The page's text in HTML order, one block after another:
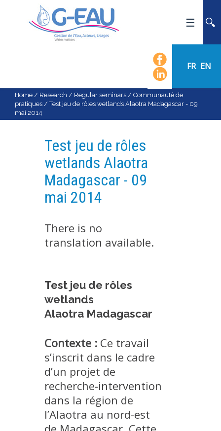
FR EN
NEWS
EVENTS
CALENDAR OF EVENTS
FLOW CHART
EXPERIMENTAL PLATFORMS
GEOGRAPHIC LOCATIONS
COMPLETED PROJECTS
UMR NETWORKS
REGULAR SEMINARS
MASTER
ENGINEERING
EDUCATION AND TRAINING
DOCTORAL TRAINING
Home / Research / Regular seminars / Communauté de
pratiques /Test jeu de rôles wetlands Alaotra Madagascar - 09
mai 2014
Test jeu de rôles
wetlands Alaotra
Madagascar - 09
mai 2014
There is no
translation available.
Test jeu de rôles
wetlands
Alaotra Madagascar
Contexte : Ce travail
s’inscrit dans le cadre
d’un projet de
recherche-intervention
dans la région de
l’Alaotra au nord-est